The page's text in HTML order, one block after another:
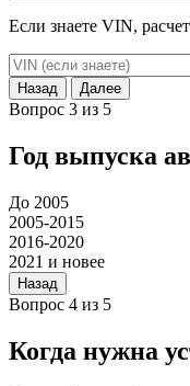
Если знаете VIN,
Назад Далее
Вопрос 3 из 5
Год выпуска
До 2005
2005-2015
2016-2020
2021 и новее
Назад
Вопрос 4 из 5
Когда нужна